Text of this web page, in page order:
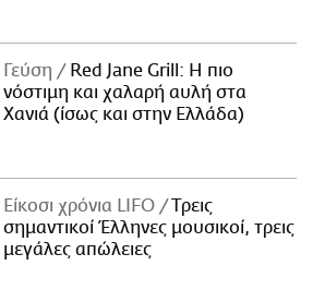
Γεύση
Red Jane Grill: Η πιο
νόστιμη και χαλαρή αυλή στα
Χανιά (ίσως και στην Ελλάδα)
Είκοσι χρόνια LIFO
Tρεις
σημαντικοί Έλληνες μουσικοί, τρεις
μεγάλες απώλειες